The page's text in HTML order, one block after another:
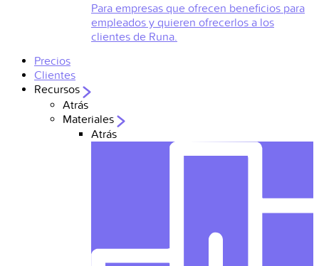
Para empresas que ofrecen beneficios para
empleados y quieren ofrecerlos a los
clientes de Runa.
Precios
Clientes
Recursos
Atrás
Materiales
Atrás